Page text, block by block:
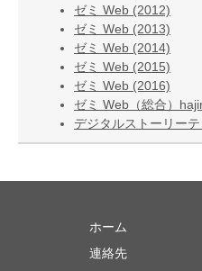
ゼミ Web (2012)
ゼミ Web (2013)
ゼミ Web (2014)
ゼミ Web (2015)
ゼミ Web (2016)
ゼミ Web（総合）
デジタルストーリー
ホーム
連絡先